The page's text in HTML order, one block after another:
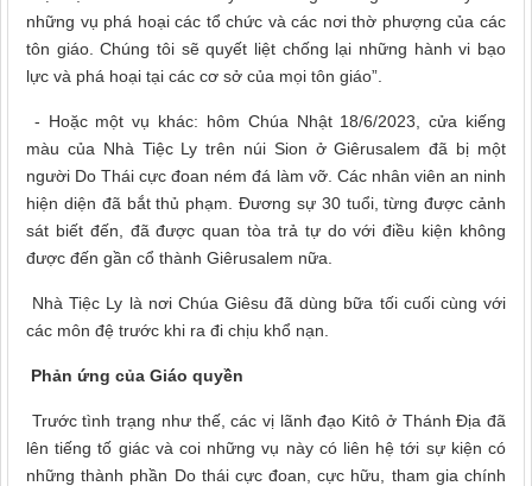
những vụ phá hoại các tổ chức và các nơi thờ phượng của các
tôn giáo. Chúng tôi sẽ quyết liệt chống lại những hành vi bạo
lực và phá hoại tại các cơ sở của mọi tôn giáo”.
- Hoặc một vụ khác: hôm Chúa Nhật 18/6/2023, cửa kiếng
màu của Nhà Tiệc Ly trên núi Sion ở Giêrusalem đã bị một
người Do Thái cực đoan ném đá làm vỡ. Các nhân viên an ninh
hiện diện đã bắt thủ phạm. Đương sự 30 tuổi, từng được cảnh
sát biết đến, đã được quan tòa trả tự do với điều kiện không
được đến gần cổ thành Giêrusalem nữa.
Nhà Tiệc Ly là nơi Chúa Giêsu đã dùng bữa tối cuối cùng với
các môn đệ trước khi ra đi chịu khổ nạn.
Phản ứng của Giáo quyền
Trước tình trạng như thế, các vị lãnh đạo Kitô ở Thánh Địa đã
lên tiếng tố giác và coi những vụ này có liên hệ tới sự kiện có
những thành phần Do thái cực đoan, cực hữu, tham gia chính